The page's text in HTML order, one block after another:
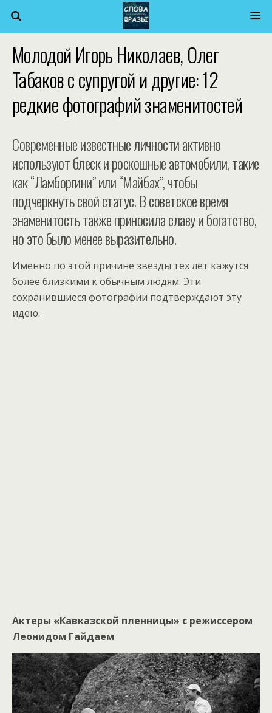
Молодой Игорь Николаев, Олег
Табаков с супругой и другие: 12
редкие фотографий знаменитостей
Современные известные личности активно
используют блеск и роскошные автомобили, такие
как “Ламборгини” или “Майбах”, чтобы
подчеркнуть свой статус. В советское время
знаменитость также приносила славу и богатство,
но это было менее выразительно.
Именно по этой причине звезды тех лет кажутся
более близкими к обычным людям. Эти
сохранившиеся фотографии подтверждают эту
идею.
Актеры «Кавказской пленницы» с режиссером
Леонидом Гайдаем